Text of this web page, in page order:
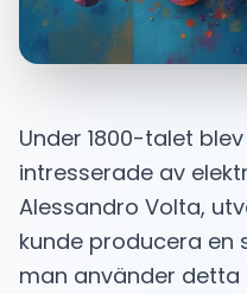
Under 1800-talet
intresserade av
Alessandro Volta,
kunde producera en
man använder